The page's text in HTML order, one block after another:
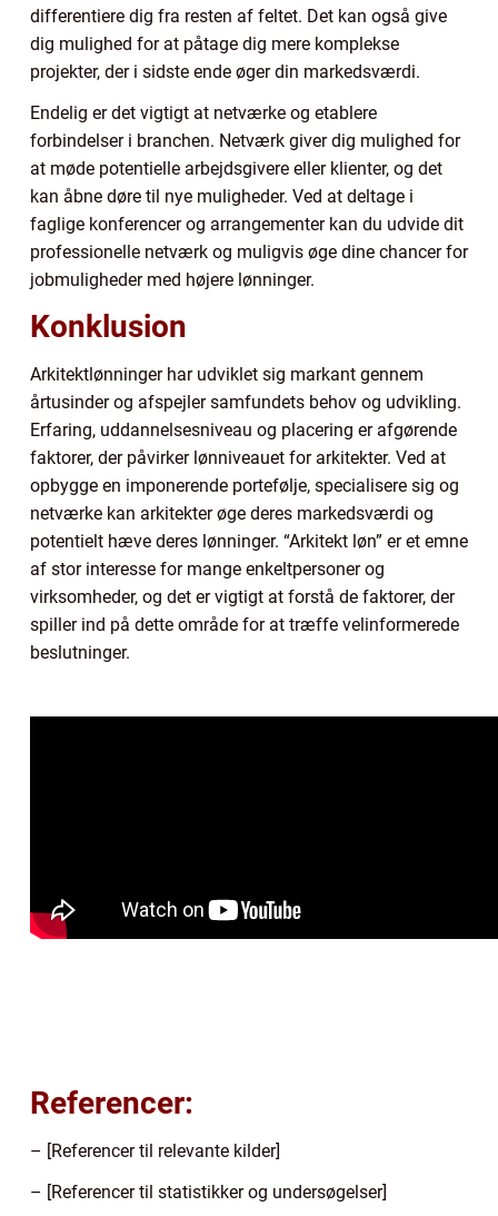
differentiere dig fra resten af feltet. Det kan også give
dig mulighed for at påtage dig mere komplekse
projekter, der i sidste ende øger din markedsværdi.
Endelig er det vigtigt at netværke og etablere
forbindelser i branchen. Netværk giver dig mulighed for
at møde potentielle arbejdsgivere eller klienter, og det
kan åbne døre til nye muligheder. Ved at deltage i
faglige konferencer og arrangementer kan du udvide dit
professionelle netværk og muligvis øge dine chancer for
jobmuligheder med højere lønninger.
Konklusion
Arkitektlønninger har udviklet sig markant gennem
årtusinder og afspejler samfundets behov og udvikling.
Erfaring, uddannelsesniveau og placering er afgørende
faktorer, der påvirker lønniveauet for arkitekter. Ved at
opbygge en imponerende portefølje, specialisere sig og
netværke kan arkitekter øge deres markedsværdi og
potentielt hæve deres lønninger. “Arkitekt løn” er et emne
af stor interesse for mange enkeltpersoner og
virksomheder, og det er vigtigt at forstå de faktorer, der
spiller ind på dette område for at træffe velinformerede
beslutninger.
Referencer:
– [Referencer til relevante kilder]
– [Referencer til statistikker og undersøgelser]